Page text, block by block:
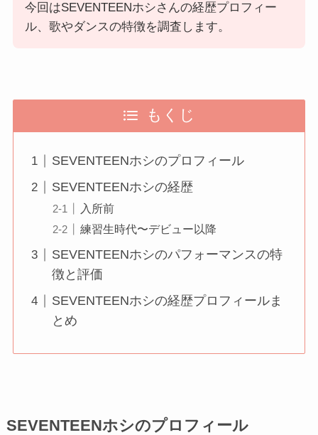
今回はSEVENTEENホシさんの経歴プロフィー
ル、歌やダンスの特徴を調査します。
もくじ
SEVENTEENホシのプロフィール
SEVENTEENホシの経歴
入所前
練習生時代〜デビュー以降
SEVENTEENホシのパフォーマンスの特
徴と評価
SEVENTEENホシの経歴プロフィールま
とめ
SEVENTEENホシのプロフィール